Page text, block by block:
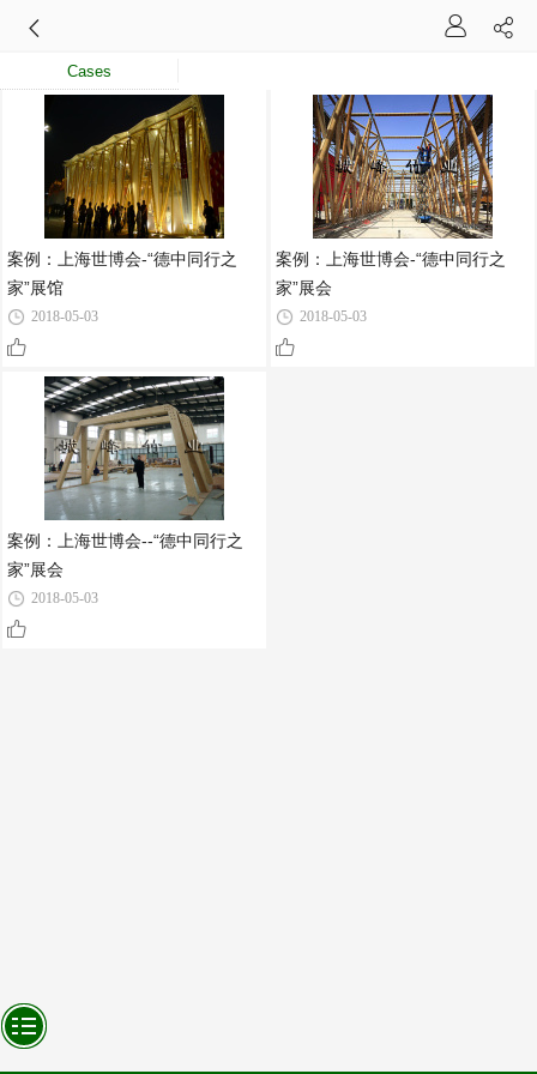
Cases
案例：上海世博会-“德中同行之
家”展馆
2018-05-03
案例：上海世博会--“德中同行之
家”展会
2018-05-03
案例：上海世博会-“德中同行之
家”展会
2018-05-03